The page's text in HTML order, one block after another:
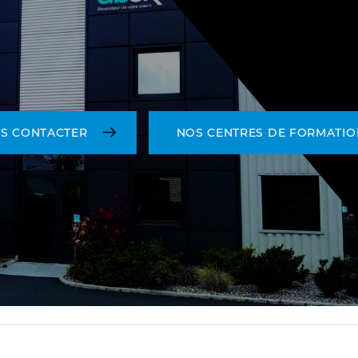
CONTACTER NOS CENTRES DE